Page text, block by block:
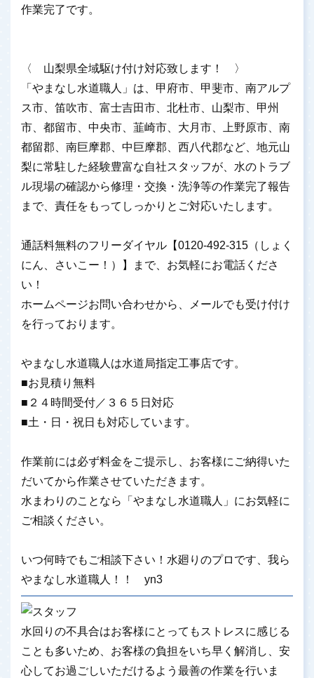
作業完了です。
〈 山梨県全域駆け付け対応致します！ 〉
「やまなし水道職人」は、甲府市、甲斐市、南アルプ
ス市、笛吹市、富士吉田市、北杜市、山梨市、甲州
市、都留市、中央市、韮崎市、大月市、上野原市、南
都留郡、南巨摩郡、中巨摩郡、西八代郡など、地元山
梨に常駐した経験豊富な自社スタッフが、水のトラブ
ル現場の確認から修理・交換・洗浄等の作業完了報告
まで、責任をもってしっかりとご対応いたします。
通話料無料のフリーダイヤル【0120-492-315（しょく
にん、さいこー！）】まで、お気軽にお電話くださ
い！
ホームページお問い合わせから、メールでも受け付け
を行っております。
やまなし水道職人は水道局指定工事店です。
■お見積り無料
■２４時間受付／３６５日対応
■土・日・祝日も対応しています。
作業前には必ず料金をご提示し、お客様にご納得いた
だいてから作業させていただきます。
水まわりのことなら「やまなし水道職人」にお気軽に
ご相談ください。
いつ何時でもご相談下さい！水廻りのプロです、我ら
やまなし水道職人！！ yn3
水回りの不具合はお客様にとってもストレスに感じる
ことも多いため、お客様の負担をいち早く解消し、安
心してお過ごしいただけるよう最善の作業を行いま